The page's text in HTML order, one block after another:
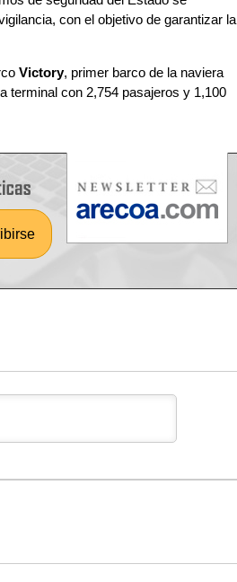
con el objetivo de garantizar la
Victory, primer barco de la naviera
terminal con 2,754 pasajeros y 1,100